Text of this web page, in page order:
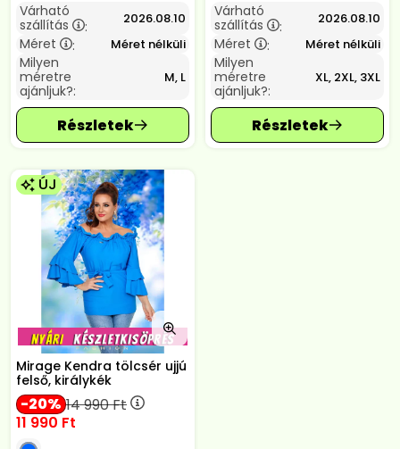
Várható
szállítás
: 2026.08.10
Méret : Méret nélküli
Milyen
méretre
ajánljuk?:
M, L
Várható
szállítás
: 2026.08.10
Méret : Méret nélküli
Milyen
méretre
ajánljuk?:
XL, 2XL, 3XL
ÚJ
Mirage Kendra tölcsér ujjú
felső, királykék
20 14 990Ft
11 990 Ft